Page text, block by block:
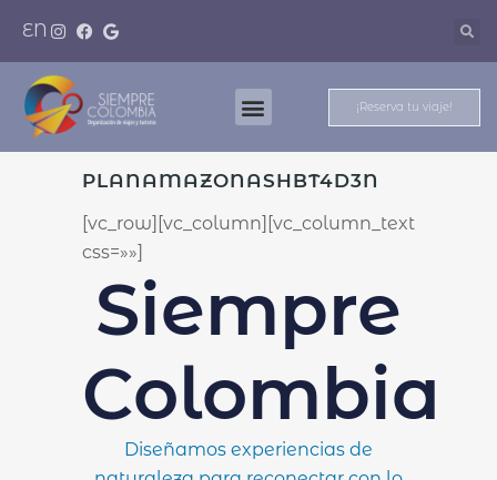
EN
¡Reserva tu viaje!
PLANAMAZONASHBT4D3N
[vc_row][vc_column][vc_column_text
css=»»]
Siempre
Colombia
Diseñamos experiencias de